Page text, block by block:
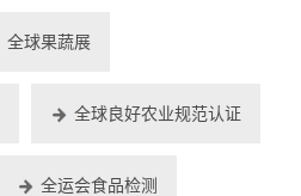
全球果蔬展
全球良好农业规范认证
全运会食品检测